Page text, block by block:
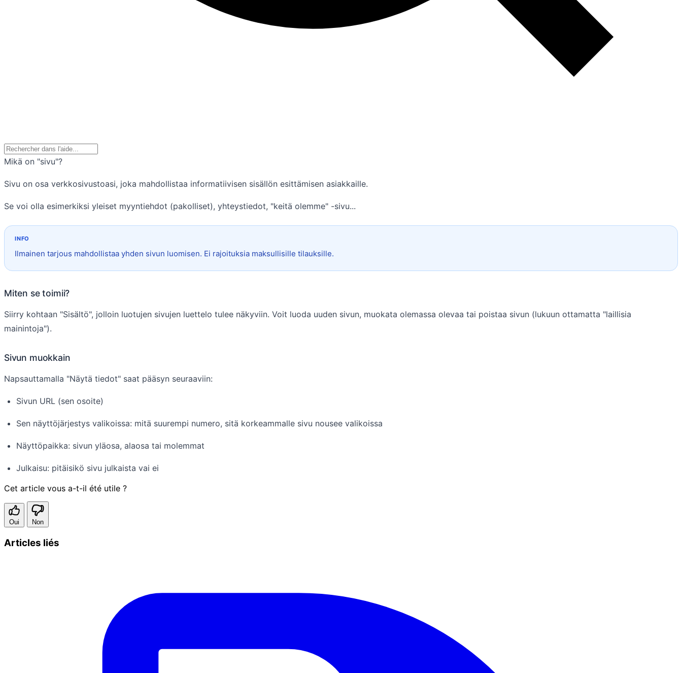
Mikä on "sivu"?
Sivu on osa verkkosivustoasi, joka mahdollistaa informatiivisen sisällön esittämisen asiakkaille.
Se voi olla esimerkiksi yleiset myyntiehdot (pakolliset), yhteystiedot, "keitä olemme" -sivu...
Ilmainen tarjous mahdollistaa yhden sivun luomisen. Ei rajoituksia maksullisille tilauksille.
Miten se toimii?
Siirry kohtaan "Sisältö", jolloin luotujen sivujen luettelo tulee näkyviin. Voit luoda uuden sivun, muokata olemassa olevaa tai poistaa sivun (lukuun ottamatta "laillisia
mainintoja").
Sivun muokkain
Napsauttamalla "Näytä tiedot" saat pääsyn seuraaviin:
Sivun URL (sen osoite)
Sen näyttöjärjestys valikoissa: mitä suurempi numero, sitä korkeammalle sivu nousee valikoissa
Näyttöpaikka: sivun yläosa, alaosa tai molemmat
Julkaisu: pitäisikö sivu julkaista vai ei
Cet article vous a-t-il été utile ?
Oui Non
Articles liés